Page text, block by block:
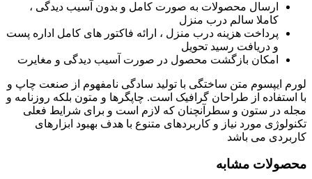
ارسال محصولات به صورت کامل و بدون آسیب دیدگی ،
کاملا سالم درب منزل
پرداخت هزینه درب منزل ، ارائه فاکتور های کامل اداره پست
و دریافت رسید تحویل
امکان بازگشت محصول در صورت آسیب دیدگی و مغایرت
لورم ایپسوم متن ساختگی با تولید سادگی نامفهوم از صنعت چاپ و
با استفاده از طراحان گرافیک است. چاپگرها و متون بلکه روزنامه و
مجله در ستون و سطرآنچنان که لازم است و برای شرایط فعلی
تکنولوژی مورد نیاز و کاربردهای متنوع با هدف بهبود ابزارهای
کاربردی می باشد
محصولات مشابه